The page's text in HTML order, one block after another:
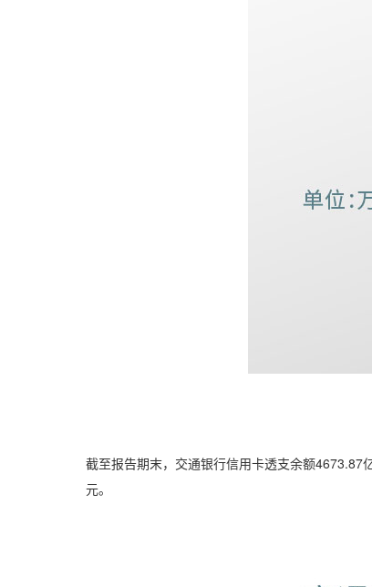
截至报告期末，交通银行信用卡透支余额
元。